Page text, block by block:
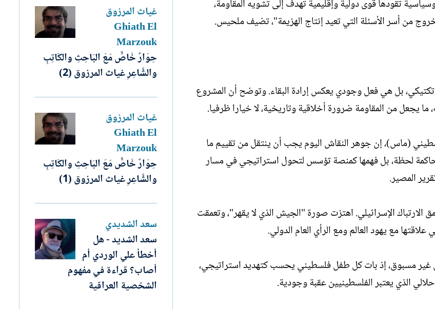
تقودها قوى دولية وإقليمية تهدف إلى تشويه المقاومة،
من أسر الأسئلة التي تعيد إنتاج الهزيمة"، تضيف ملحيس.
بل هي فعل وجودي يعكس إرادة البقاء. وتوضح أن المشروع
يجعل من المقاومة ضرورة أخلاقية وتاريخية، لا خيارا ظرفيا.
(ماس)، إن جوهر النقاش اليوم يجب أن ينتقل من تقييم ما
لحظة، بل فهمها كمنصة تؤسس لتحول استراتيجي في مسار
المصير.
الإسرائيلي. اهتزت صورة "الجيش الذي لا يقهر"، وتعمقت
مع يهود العالم ومع الرأي العام الدولي.
مسبوق، إذ بات كل طفل فلسطيني يحسب كتهديد استراتيجي،
الذي يعتبر الفلسطينيين عقبة وجودية.
غياث المرزوق
Ghiath El
Marzouk
حِوَارٌ خَاصٌّ مَعَ البَاحِثِ والكَاتِبِ
والشَّاعِرِ غياث المرزوق (2)
غياث المرزوق
Ghiath El
Marzouk
حِوَارٌ خَاصٌّ مَعَ البَاحِثِ والكَاتِبِ
والشَّاعِرِ غياث المرزوق (1)
سعد الشديدي
سعد الشديد - هل
أخطأ علي الوردي أم
أصاب؟ قراءة في مفهوم
الشخصية العراقية